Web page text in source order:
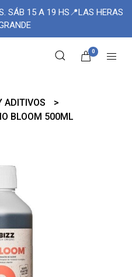
SÁB 15 A 19 HS📍LAS HERAS
0
ADITIVOS
BLOOM 500ML